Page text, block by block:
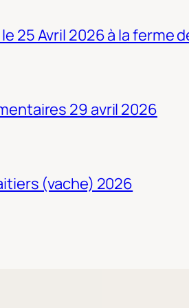
25 Avril 2026 à la ferme
29 avril 2026
(vache) 2026